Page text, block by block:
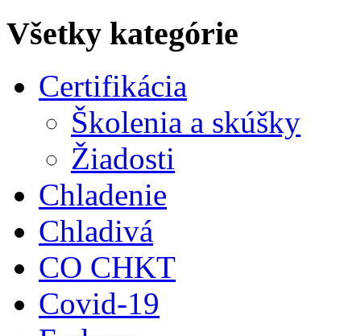
Všetky kategórie
Certifikácia
Školenia a skúšky
Žiadosti
Chladenie
Chladivá
CO CHKT
Covid-19